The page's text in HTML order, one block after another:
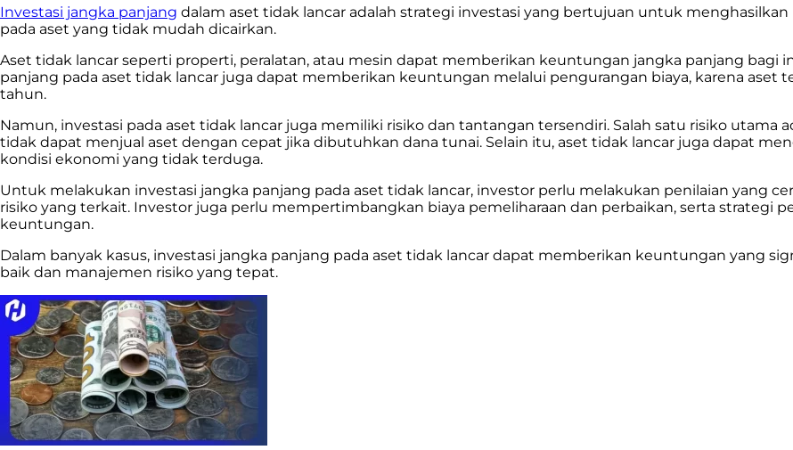
Investasi jangka panjang dalam aset tidak lancar adalah strategi investasi yang bertujuan untuk
pada aset yang tidak mudah dicairkan.
Aset tidak lancar seperti properti, peralatan, atau mesin dapat memberikan keuntungan jangka panjang bagi
panjang pada aset tidak lancar juga dapat memberikan keuntungan melalui pengurangan biaya, karena
tahun.
Namun, investasi pada aset tidak lancar juga memiliki risiko dan tantangan tersendiri. Salah satu risiko
tidak dapat menjual aset dengan cepat jika dibutuhkan dana tunai. Selain itu, aset tidak lancar juga dapat
kondisi ekonomi yang tidak terduga.
Untuk melakukan investasi jangka panjang pada aset tidak lancar, investor perlu melakukan penilaian yang
risiko yang terkait. Investor juga perlu mempertimbangkan biaya pemeliharaan dan perbaikan, serta strategi
keuntungan.
Dalam banyak kasus, investasi jangka panjang pada aset tidak lancar dapat memberikan keuntungan yang
baik dan manajemen risiko yang tepat.